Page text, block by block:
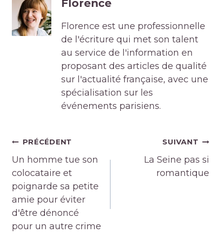
Florence
Florence est une professionnelle
de l'écriture qui met son talent
au service de l'information en
proposant des articles de qualité
sur l'actualité française, avec une
spécialisation sur les
événements parisiens.
Navigation
de
l’article
PRÉCÉDENT
Un homme tue son
colocataire et
poignarde sa petite
amie pour éviter
d'être dénoncé
pour un autre crime
SUIVANT
La Seine pas si
romantique